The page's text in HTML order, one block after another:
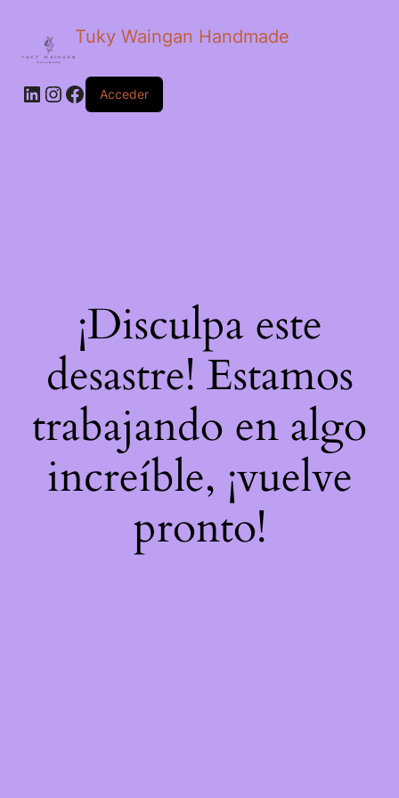
Tuky Waingan Handmade
LinkedIn
Instagram
Facebook
Acceder
¡Disculpa este
desastre! Estamos
trabajando en algo
increíble, ¡vuelve
pronto!